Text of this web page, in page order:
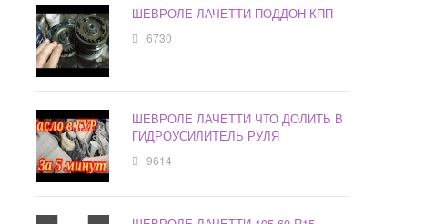
ШЕВРОЛЕ ЛАЧЕТТИ ПОДДОН КПП
6730
ШЕВРОЛЕ ЛАЧЕТТИ ЧТО ДОЛИТЬ В
ГИДРОУСИЛИТЕЛЬ РУЛЯ
9614